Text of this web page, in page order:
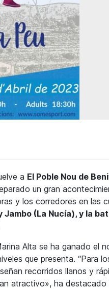
a El Poble Nou de
un gran
y los corredores en las
(La Nucía), y la
Alta se ha ganado el
que presenta. “Para
recorridos llanos y
atractivo», ha